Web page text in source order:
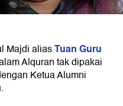
Majdi aliasTuan Guru
Alquran tak dipakai
Ketua Alumni